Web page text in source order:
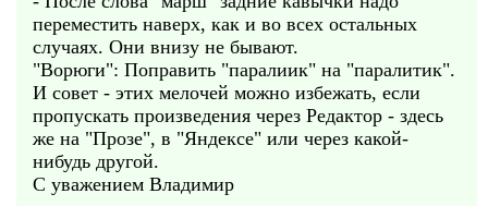
переместить наверх, как и во всех остальных
случаях. Они внизу не бывают.
"Ворюги": Поправить "паралиик" на "паралитик".
И совет - этих мелочей можно избежать, если
пропускать произведения через Редактор - здесь
же на "Прозе", в "Яндексе" или через какой-
нибудь другой.
С уважением Владимир